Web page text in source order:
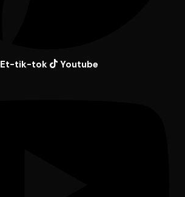
Et-tik-tok Youtube